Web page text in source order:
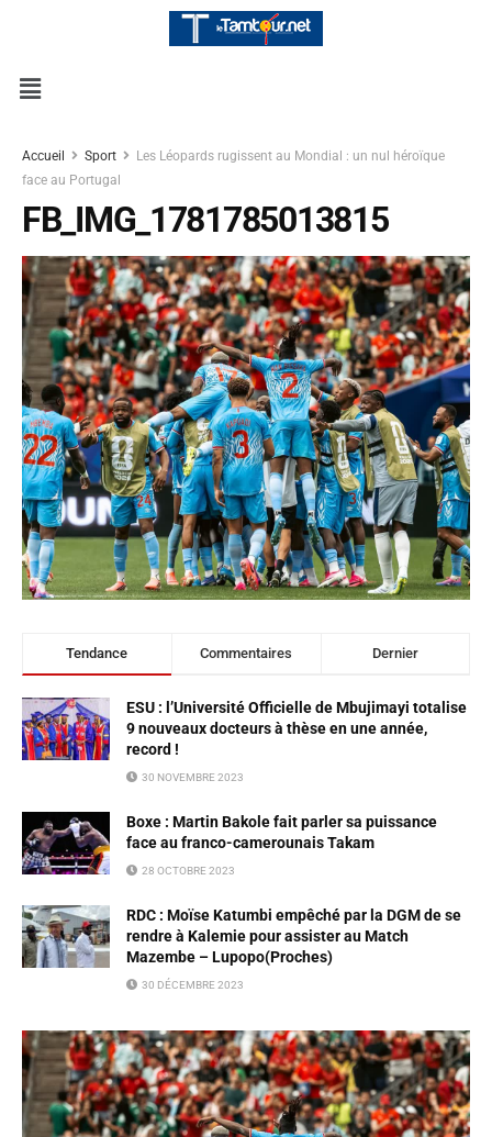
Accueil Sport
Les Léopards rugissent au Mondial : un nul héroïque
face au Portugal
FB_IMG_1781785013815
Tendance Commentaires Dernier
ESU : l’Université Officielle de Mbujimayi totalise
9 nouveaux docteurs à thèse en une année,
record !
30 NOVEMBRE 2023
Boxe : Martin Bakole fait parler sa puissance
face au franco-camerounais Takam
28 OCTOBRE 2023
RDC : Moïse Katumbi empêché par la DGM de se
rendre à Kalemie pour assister au Match
Mazembe – Lupopo(Proches)
30 DÉCEMBRE 2023